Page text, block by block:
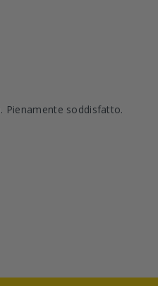
Pienamente soddisfatto.